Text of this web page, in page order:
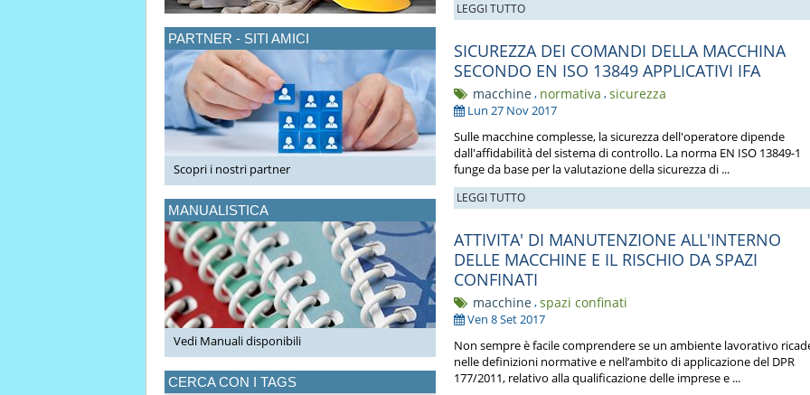
PARTNER - SITI AMICI
Scopri i nostri partner
MANUALISTICA
Vedi Manuali disponibili
CERCA CON I TAGS
LEGGI TUTTO
SICUREZZA DEI COMANDI DELLA MACCHINA
SECONDO EN ISO 13849 APPLICATIVI IFA
macchine, normativa ,sicurezza
Lun 27 Nov 2017
Sulle macchine complesse, la sicurezza dell'operatore dipende
dall'affidabilità del sistema di controllo. La norma EN ISO 13849-1
funge da base per la valutazione della sicurezza di ...
LEGGI TUTTO
ATTIVITA' DI MANUTENZIONE ALL'INTERNO
DELLE MACCHINE E IL RISCHIO DA SPAZI
CONFINATI
macchine,spazi confinati
Ven 8 Set 2017
Non sempre è facile comprendere se un ambiente lavorativo
nelle definizioni normative e nell’ambito di applicazione del DPR
177/2011, relativo alla qualificazione delle imprese e ...